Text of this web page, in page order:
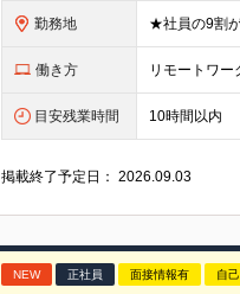
勤務地
働き方 リモートワー
目安残業時間 10時間以内
掲載終了予定日：2026.09.03
NEW 正社員 面接情報有 自